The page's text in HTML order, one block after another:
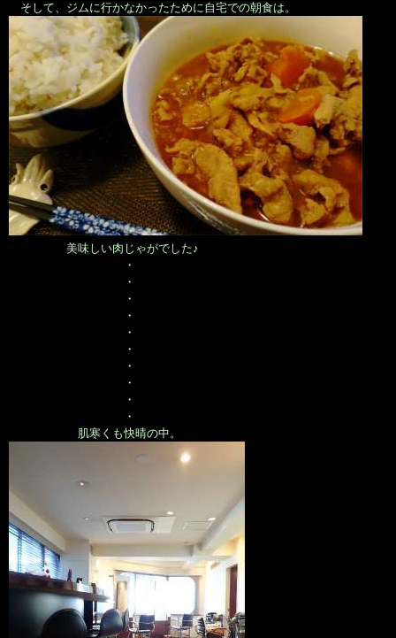
そして、ジムに行かなかったために自宅での朝食は。
美味しい肉じゃがでした♪
・
・
・
・
・
・
・
・
・
・
肌寒くも快晴の中。